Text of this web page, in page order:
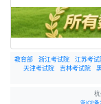
教育部 浙江考试院 江苏考试
天津考试院
吉林考试院